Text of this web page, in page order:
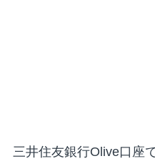
三井住友銀行Olive口座